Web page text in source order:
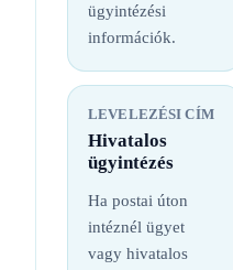
ügyintézési
információk.
LEVELEZÉSI CÍM
Hivatalos
ügyintézés
Ha postai úton
intéznél ügyet
vagy hivatalos